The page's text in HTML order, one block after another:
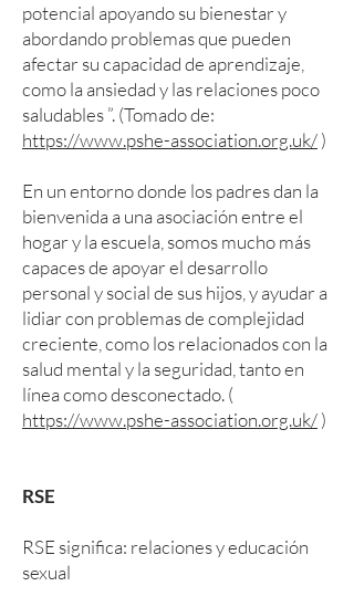
potencial apoyando su bienestar y
abordando problemas que pueden
afectar su capacidad de aprendizaje,
como la ansiedad y las relaciones poco
saludables ”. (Tomado de:
https://www.pshe-association.org.uk/)
En un entorno donde los padres dan la
bienvenida a una asociación entre el
hogar y la escuela, somos mucho más
capaces de apoyar el desarrollo
personal y social de sus hijos, y ayudar a
lidiar con problemas de complejidad
creciente, como los relacionados con la
salud mental y la seguridad, tanto en
línea como desconectado. (
https://www.pshe-association.org.uk/)
RSE
RSE significa: relaciones y educación
sexual